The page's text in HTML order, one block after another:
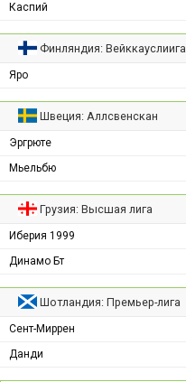
Каспий
Финляндия: Вейккауслиига
Яро
Швеция: Аллсвенскан
Эргрюте
Мьельбю
Грузия: Высшая лига
Иберия 1999
Динамо Бт
Шотландия: Премьер-лига
Сент-Миррен
Данди